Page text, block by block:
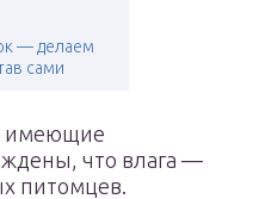
— делаем
сами
имеющие
что влага —
питомцев.